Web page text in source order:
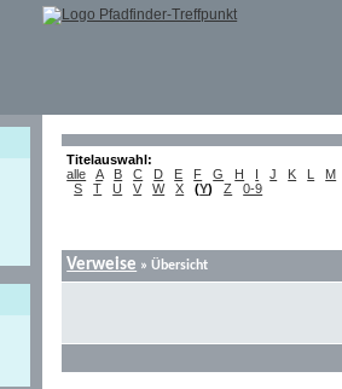
Titelauswahl:
alle
A B C D E F G H I J K L M
S
T U V W X (Y) Z 0-9
Verweise » Übersicht